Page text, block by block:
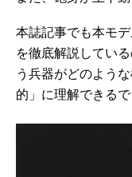
本誌記事でも本モ
を徹底解説してい
う兵器がどのよう
的」に理解できるで